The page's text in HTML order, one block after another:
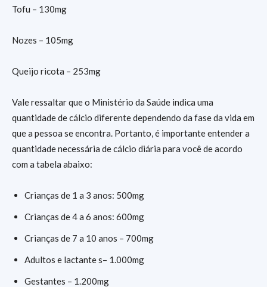
Tofu – 130mg
Nozes – 105mg
Queijo ricota – 253mg
Vale ressaltar que o Ministério da Saúde indica uma
quantidade de cálcio diferente dependendo da fase da vida em
que a pessoa se encontra. Portanto, é importante entender a
quantidade necessária de cálcio diária para você de acordo
com a tabela abaixo:
Crianças de 1 a 3 anos: 500mg
Crianças de 4 a 6 anos: 600mg
Crianças de 7 a 10 anos – 700mg
Adultos e lactante s– 1.000mg
Gestantes – 1.200mg